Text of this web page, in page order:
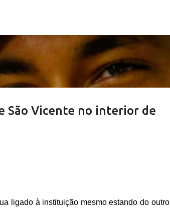
São Vicente no interior de
ligado à instituição mesmo estando do outro